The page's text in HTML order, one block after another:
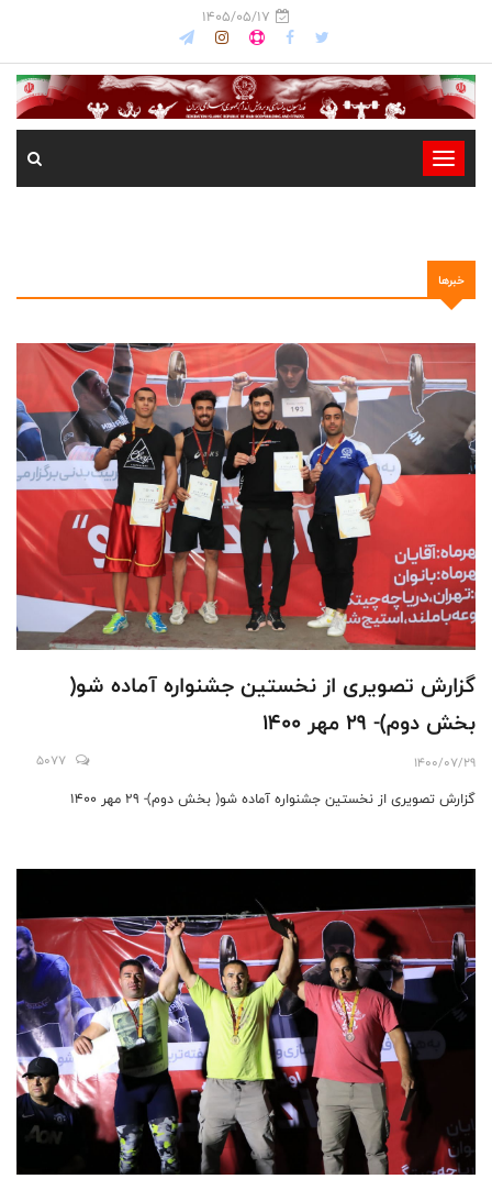
1405/05/17
-
-
-
-
خبرها
گزارش تصویری از نخستین جشنواره آماده شو(
بخش دوم)- 29 مهر 1400
1400/07/29
5077
گزارش تصویری از نخستین جشنواره آماده شو( بخش دوم)- 29 مهر 1400